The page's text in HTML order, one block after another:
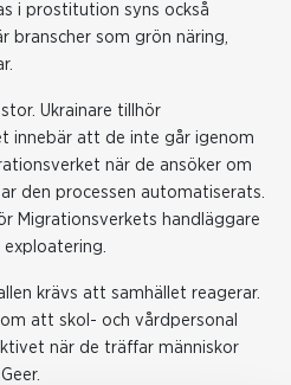
i prostitution syns också
branscher som grön näring,
Ukrainare tillhör
innebär att de inte går igenom
när de ansöker om
den processen automatiserats.
Migrationsverkets handläggare
krävs att samhället reagerar.
att skol- och vårdpersonal
när de träffar människor